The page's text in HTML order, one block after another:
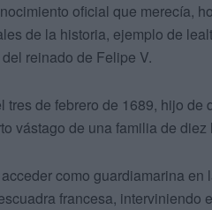
oficial que merecía,
de la historia, ejemplo de
reinado de Felipe V.
de febrero de 1689, hijo de
vástago de una familia de diez
como guardiamarina
francesa, interviniendo